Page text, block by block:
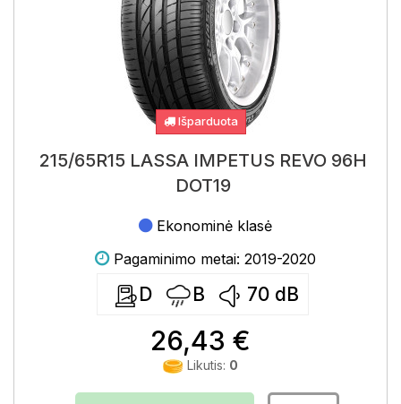
Išparduota
215/65R15 LASSA IMPETUS REVO 96H
DOT19
Ekonominė klasė
Pagaminimo metai: 2019-2020
D B 70 dB
26,43 €
Likutis: 0